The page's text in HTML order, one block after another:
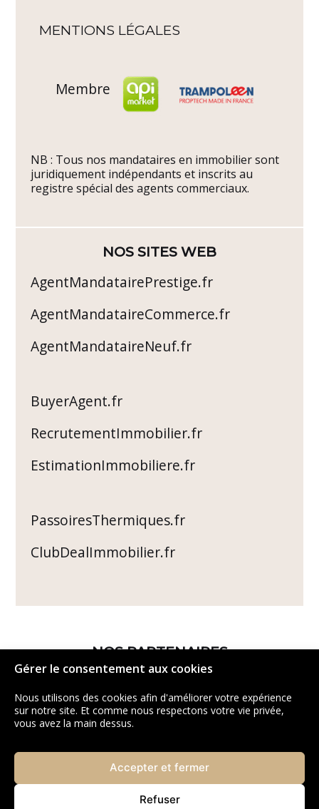
Gérer le consentement aux cookies
Nous utilisons des cookies afin d'améliorer votre expérience
sur notre site. Et comme nous respectons votre vie privée,
vous avez la main dessus.
Accepter et fermer
Refuser
MENTIONS LÉGALES
Membre
NB : Tous nos mandataires en immobilier sont
juridiquement indépendants et inscrits au
registre spécial des agents commerciaux.
NOS SITES WEB
AgentMandatairePrestige.fr
AgentMandataireCommerce.fr
AgentMandataireNeuf.fr
BuyerAgent.fr
RecrutementImmobilier.fr
EstimationImmobiliere.fr
PassoiresThermiques.fr
ClubDealImmobilier.fr
NOS PARTENAIRES